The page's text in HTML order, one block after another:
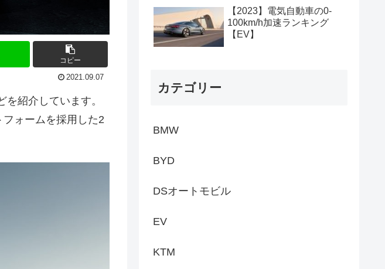
コピー
2021.09.07
紹介しています。
フォームを採用した2
【2023】電気自動車の0-
100km/h加速ランキング
【EV】
カテゴリー
BMW
BYD
DSオートモビル
EV
KTM